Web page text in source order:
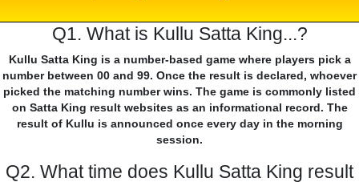
Q1. What is Kullu Satta King...?
Kullu Satta King is a number-based game where players pick a
number between 00 and 99. Once the result is declared, whoever
picked the matching number wins. The game is commonly listed
on Satta King result websites as an informational record. The
result of Kullu is announced once every day in the morning
session.
Q2. What time does Kullu Satta King result